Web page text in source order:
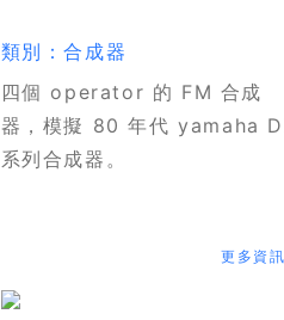
類別：合成器
四個 operator 的 FM 合成
器，模擬 80 年代 yamaha
系列合成器。
更多資訊